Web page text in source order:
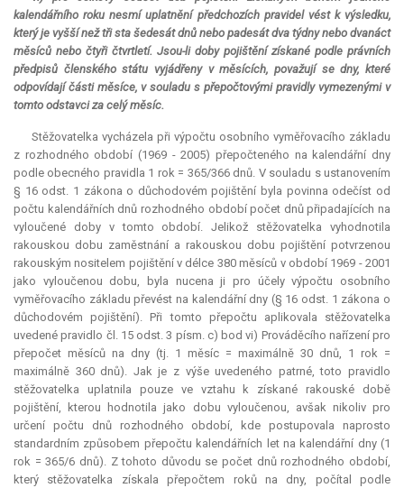
kalendářního roku nesmí uplatnění předchozích pravidel vést k výsledku,
který je vyšší než tři sta šedesát dnů nebo padesát dva týdny nebo dvanáct
měsíců nebo čtyři čtvrtletí. Jsou-li doby pojištění získané podle právních
předpisů členského státu vyjádřeny v měsících, považují se dny, které
odpovídají části měsíce, v souladu s přepočtovými pravidly vymezenými v
tomto odstavci za celý měsíc.
Stěžovatelka vycházela při výpočtu osobního vyměřovacího základu
z rozhodného období (1969 - 2005) přepočteného na kalendářní dny
podle obecného pravidla 1 rok = 365/366 dnů. V souladu s ustanovením
§ 16 odst. 1 zákona o důchodovém pojištění byla povinna odečíst od
počtu kalendářních dnů rozhodného období počet dnů připadajících na
vyloučené doby v tomto období. Jelikož stěžovatelka vyhodnotila
rakouskou dobu zaměstnání a rakouskou dobu pojištění potvrzenou
rakouským nositelem pojištění v délce 380 měsíců v období 1969 - 2001
jako vyloučenou dobu, byla nucena ji pro účely výpočtu osobního
vyměřovacího základu převést na kalendářní dny (§ 16 odst. 1 zákona o
důchodovém pojištění). Při tomto přepočtu aplikovala stěžovatelka
uvedené pravidlo čl. 15 odst. 3 písm. c) bod vi) Prováděcího nařízení pro
přepočet měsíců na dny (tj. 1 měsíc = maximálně 30 dnů, 1 rok =
maximálně 360 dnů). Jak je z výše uvedeného patrné, toto pravidlo
stěžovatelka uplatnila pouze ve vztahu k získané rakouské době
pojištění, kterou hodnotila jako dobu vyloučenou, avšak nikoliv pro
určení počtu dnů rozhodného období, kde postupovala naprosto
standardním způsobem přepočtu kalendářních let na kalendářní dny (1
rok = 365/6 dnů). Z tohoto důvodu se počet dnů rozhodného období,
který stěžovatelka získala přepočtem roků na dny, počítal podle